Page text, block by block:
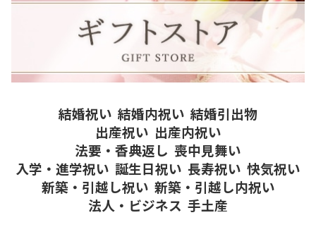
結婚祝い 結婚内祝い 結婚引出物
出産祝い 出産内祝い
法要・香典返し 喪中見舞い
入学・進学祝い 誕生日祝い 長寿祝い 快気祝い
新築・引越し祝い 新築・引越し内祝い
法人・ビジネス 手土産